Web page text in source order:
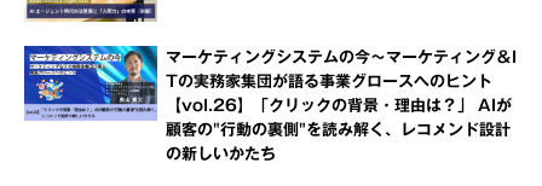
マーケティングシステムの今～マーケティング＆I
Tの実務家集団が語る事業グロースへのヒント
【vol.26】「クリックの背景・理由は？」 AIが
顧客の"行動の裏側"を読み解く、レコメンド設計
の新しいかたち